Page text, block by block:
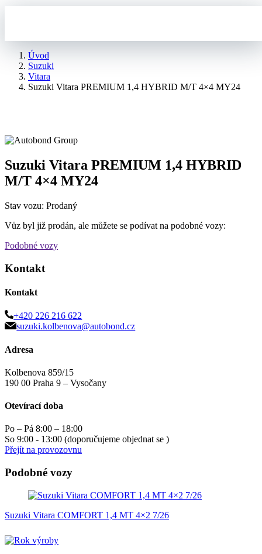
Úvod
Suzuki
Vitara
Suzuki Vitara PREMIUM 1,4 HYBRID M/T 4×4 MY24
Suzuki Vitara PREMIUM 1,4 HYBRID
M/T 4×4 MY24
Stav vozu: Prodaný
Vůz byl již prodán, ale můžete se podívat na podobné vozy:
Podobné vozy
Kontakt
Kontakt
+420 226 216 622
suzuki.kolbenova@autobond.cz
Adresa
Kolbenova 859/15
190 00 Praha 9 – Vysočany
Otevírací doba
Po – Pá 8:00 – 18:00
So 9:00 - 13:00 (doporučujeme objednat se )
Přejít na provozovnu
Podobné vozy
Suzuki Vitara COMFORT 1,4 MT 4×2 7/26